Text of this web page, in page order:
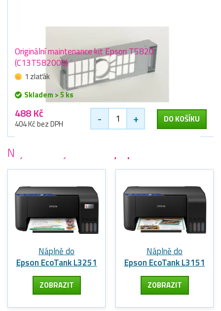
Originální maintenance kit Epson T5820
(C13T582000)
1 zlaťák
Skladem > 5 ks
488 Kč
404 Kč bez DPH - + DO KOŠÍKU
Nejoblíbenější
Náplně do
Epson EcoTank L3251
ZOBRAZIT
Náplně do
Epson EcoTank L3151
ZOBRAZIT